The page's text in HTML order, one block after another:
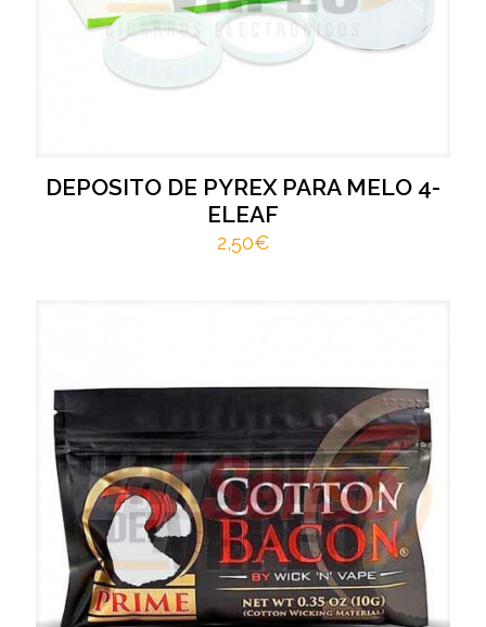
DEPOSITO DE PYREX PARA MELO 4-
ELEAF
2,50€